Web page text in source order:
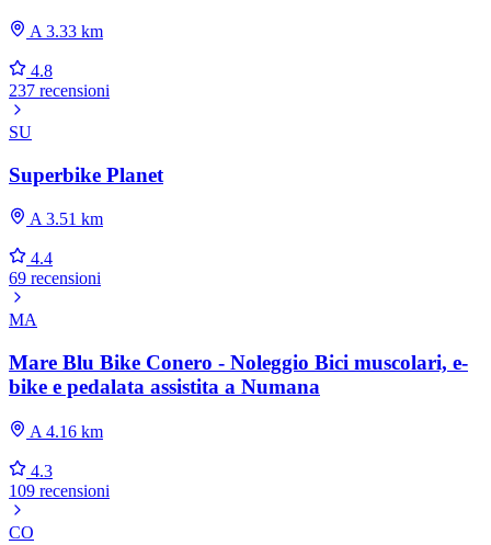
A 3.33 km
4.8
237 recensioni
SU
Superbike Planet
A 3.51 km
4.4
69 recensioni
MA
Mare Blu Bike Conero - Noleggio Bici muscolari, e-
bike e pedalata assistita a Numana
A 4.16 km
4.3
109 recensioni
CO